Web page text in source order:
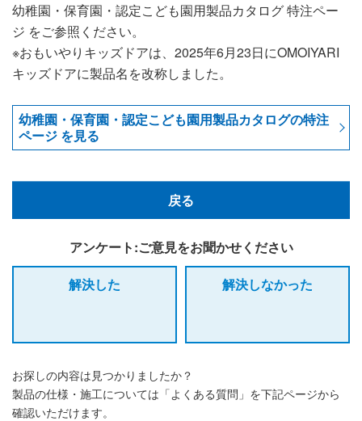
幼稚園・保育園・認定こども園用製品カタログ 特注ペー
ジ をご参照ください。
※おもいやりキッズドアは、2025年6月23日にOMOIYARI
キッズドアに製品名を改称しました。
幼稚園・保育園・認定こども園用製品カタログの特注
ページ を見る
戻る
アンケート:ご意見をお聞かせください
解決した
解決しなかった
お探しの内容は見つかりましたか？
製品の仕様・施工については「よくある質問」を下記ページから
確認いただけます。